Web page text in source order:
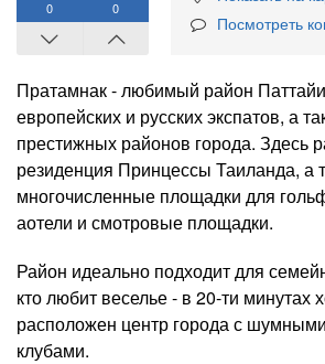
0 0
Посмотреть
Пратамнак - любимый район
европейских и русских экспатов, а
престижных районов города. Здесь
резиденция Принцессы Таиланда, а
многочисленные площадки для
аотели и смотровые площадки.
Район идеально подходит для
кто любит веселье - в 20-ти минутах
расположен центр города с
клубами.